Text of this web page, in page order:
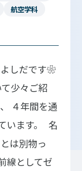
パンフレット
国人留学生の
在学生の
皆さまへ
企業の
皆さまへ
航空学科
しだです❀
少々ご紹
４年間を通
ます。
名
は別物っ
線としてゼ